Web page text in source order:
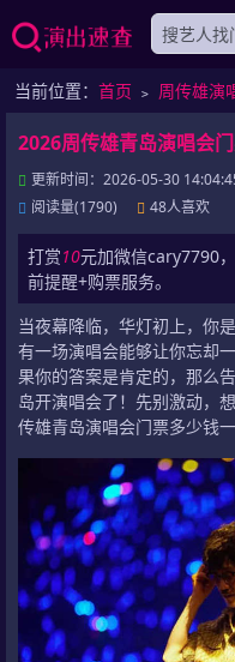
当前位置： 首页 ﹥ 周传雄演
2026周传雄青岛演唱会
更新时间：2026-05-30
阅读量(1790)
48人喜欢
打赏10元加微信cary7790
前提醒+购票服务。
当夜幕降临，华灯初上，你
有一场演唱会能够让你忘却
果你的答案是肯定的，那么
岛开演唱会了！先别激动，
传雄青岛演唱会门票多少钱